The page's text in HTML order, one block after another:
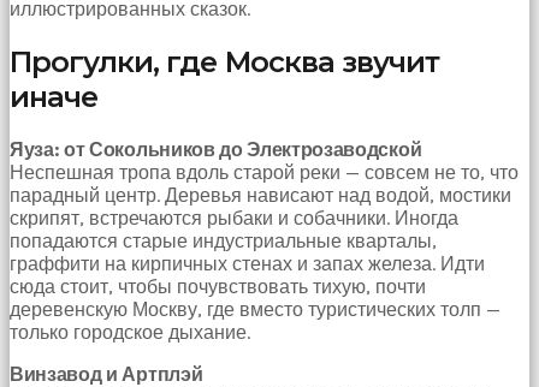
Devamında
odasına
gittik
ve
annesini
çatır
çatır
siktim
türk
pornosu
Son
zamanlarda
erkekler
tarafından
bolca
иллюстрированных сказок.
Прогулки, где Москва звучит
иначе
Яуза: от Сокольников до Электрозаводской
Неспешная тропа вдоль старой реки — совсем не то, что
парадный центр. Деревья нависают над водой, мостики
скрипят, встречаются рыбаки и собачники. Иногда
попадаются старые индустриальные кварталы,
граффити на кирпичных стенах и запах железа. Идти
сюда стоит, чтобы почувствовать тихую, почти
деревенскую Москву, где вместо туристических толп —
только городское дыхание.
Винзавод и Артплэй